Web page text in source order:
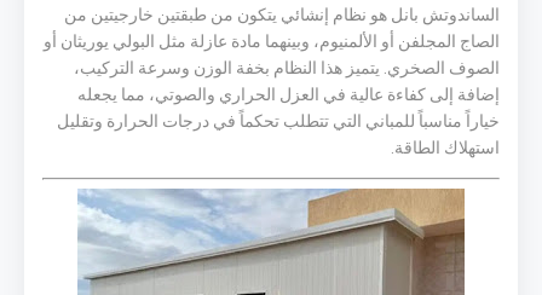
الساندوتش بانل هو نظام إنشائي يتكون من طبقتين خارجيتين من
الصاج المجلفن أو الألمنيوم، وبينهما مادة عازلة مثل البولي يوريثان أو
الصوف الصخري. يتميز هذا النظام بخفة الوزن وسرعة التركيب،
إضافة إلى كفاءة عالية في العزل الحراري والصوتي، مما يجعله
خياراً مناسباً للمباني التي تتطلب تحكماً في درجات الحرارة وتقليل
استهلاك الطاقة.